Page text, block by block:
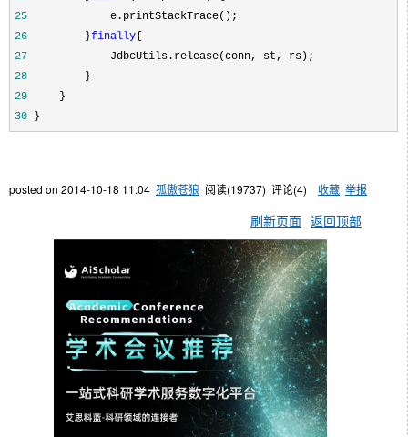
25
26
         }
finally
27
28
29
30 }
posted on 2014-10-18 11:04 孤傲苍狼 阅读(19737) 评论(4) 收藏 举报
刷新页面 返回顶部